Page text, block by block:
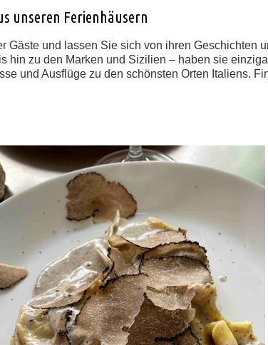
unseren Ferienhäusern
und lassen Sie sich von ihren Geschichten
hin zu den Marken und Sizilien – haben sie
und Ausflüge zu den schönsten Orten Italiens.